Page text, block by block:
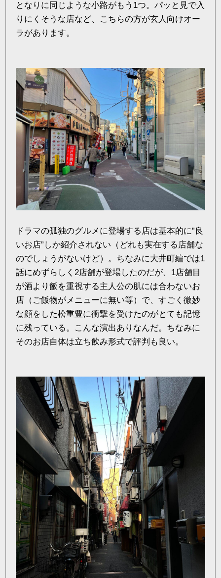
となりに同じような小路がもう1つ。パッと見で入
りにくそうな店など、こちらの方が玄人向けオー
ラがあります。
ドラマの孤独のグルメに登場する店は基本的に”良
いお店”しか紹介されない（どれも実在する店舗な
のでしょうがないけど）。ちなみに大井町編では1
話にめずらしく2店舗が登場したのだが、1店舗目
が酒より飯を重視する主人公の肌には合わないお
店（ご飯物がメニューに無い等）で、すごく微妙
な顔をした松重豊に衝撃を受けたのがとても記憶
に残っている。こんな演出ありなんだ。ちなみに
そのお店自体は立ち飲み形式で評判も良い。